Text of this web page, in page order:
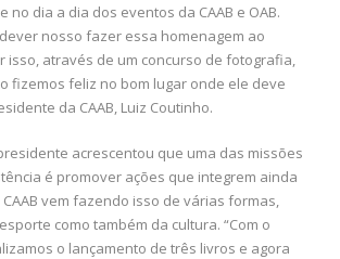
no dia a dia dos eventos da CAAB e OAB.
nosso fazer essa homenagem ao
isso, através de um concurso de fotografia,
fizemos feliz no bom lugar onde ele deve
da CAAB, Luiz Coutinho.
acrescentou que uma das missões
é promover ações que integrem ainda
CAAB vem fazendo isso de várias formas,
como também da cultura. “Com o
o lançamento de três livros e agora